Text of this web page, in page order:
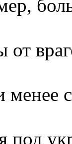
менее
под